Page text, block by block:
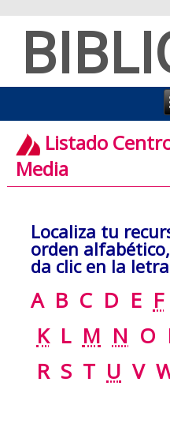
Listado
Media
Localiza tu
orden alfabético,
da clic en la
A B C D E F
K L M N O
R S T U V